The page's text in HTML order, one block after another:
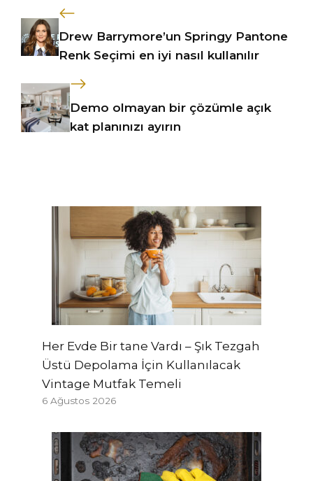
Drew Barrymore’un Springy Pantone
Renk Seçimi en iyi nasıl kullanılır
Demo olmayan bir çözümle açık
kat planınızı ayırın
Her Evde Bir tane Vardı – Şık Tezgah
Üstü Depolama İçin Kullanılacak
Vintage Mutfak Temeli
6 Ağustos 2026